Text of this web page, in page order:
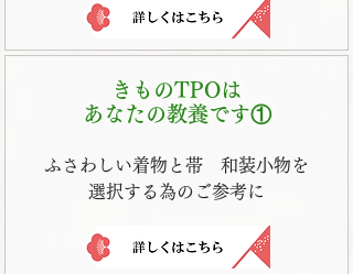
きものTPOは
あなたの教養です①
ふさわしい着物と帯 和装小物を
選択する為のご参考に